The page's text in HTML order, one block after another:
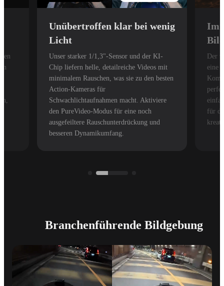
Unübertroffen klar bei wenig
Licht
Unser starker 1/1,3"-Sensor und der KI-
Chip liefern helle, detailreiche Videos mit
minimalem Rauschen, was sie zu den besten
Action-Kameras für
Schwachlichtaufnahmen macht. Aktiviere
den PureVideo-Modus für eine noch
ausgefeiltere Rauschunterdrückung und
besseren Dynamikumfang.
Der
eine
für
Branchenführende Bildgebung